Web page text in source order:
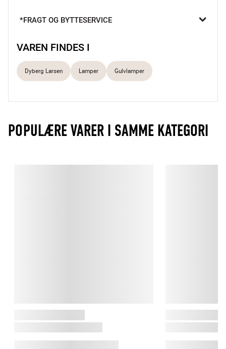
Praktisk belysning
*FRAGT OG BYTTESERVICE
VAREN FINDES I
Dyberg Larsen Lamper Gulvlamper
POPULÆRE VARER I SAMME KATEGORI